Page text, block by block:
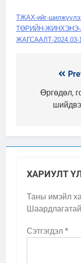
ТЖАХ-ийг-
ТӨРИЙН-
ЖАГСААЛТ-2024.03-1
цэсӨргөдөл,
ХАРИУЛТ
Таны имэйл
Сэтгэгдэл *